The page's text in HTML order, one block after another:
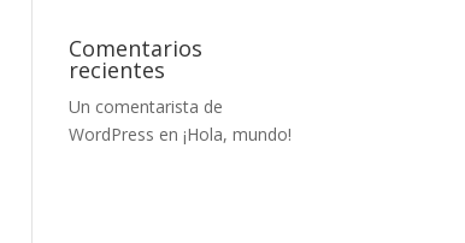
Comentarios
recientes
Un comentarista de
WordPress en¡Hola, mundo!